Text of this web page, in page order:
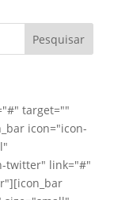
target=""
icon="icon-
twitter" link="#"